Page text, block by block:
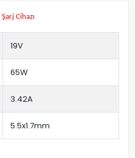
Cihazı
19V
65W
3.42A
5.5x1.7mm